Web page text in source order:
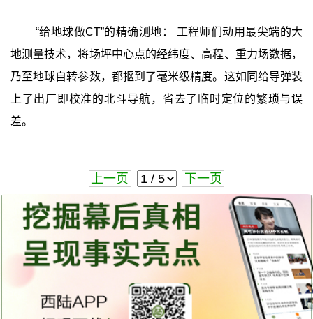
“给地球做CT”的精确测地： 工程师们动用最尖端的大
地测量技术，将场坪中心点的经纬度、高程、重力场数据，
乃至地球自转参数，都抠到了毫米级精度。这如同给导弹装
上了出厂即校准的北斗导航，省去了临时定位的繁琐与误
差。
上一页 下一页